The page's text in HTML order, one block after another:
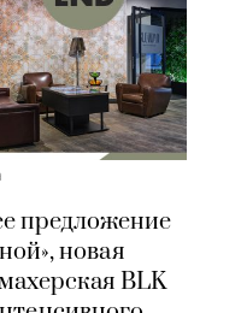
предложение
новая
BLK